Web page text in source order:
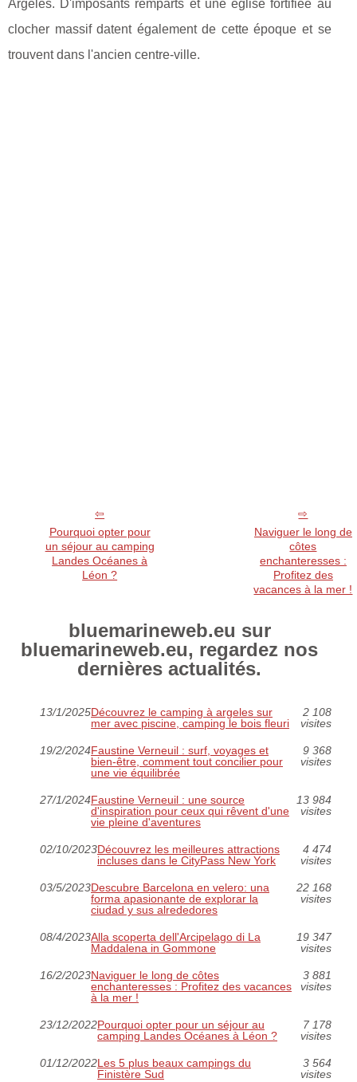
Argelès. D'imposants remparts et une église fortifiée au
clocher massif datent également de cette époque et se
trouvent dans l'ancien centre-ville.
Pourquoi opter pour
un séjour au camping
Landes Océanes à
Léon ?
Naviguer le long de
côtes
enchanteresses :
Profitez des
vacances à la mer !
bluemarineweb.eu sur
bluemarineweb.eu, regardez nos
dernières actualités.
13/1/2025Découvrez le camping à argeles sur
mer avec piscine, camping le bois fleuri
2 108
visites
19/2/2024Faustine Verneuil : surf, voyages et
bien-être, comment tout concilier pour
une vie équilibrée
9 368
visites
27/1/2024Faustine Verneuil : une source
d'inspiration pour ceux qui rêvent d'une
vie pleine d'aventures
13 984
visites
02/10/2023Découvrez les meilleures attractions
incluses dans le CityPass New York
4 474
visites
03/5/2023Descubre Barcelona en velero: una
forma apasionante de explorar la
ciudad y sus alrededores
22 168
visites
08/4/2023Alla scoperta dell'Arcipelago di La
Maddalena in Gommone
19 347
visites
16/2/2023Naviguer le long de côtes
enchanteresses : Profitez des vacances
à la mer !
3 881
visites
23/12/2022Pourquoi opter pour un séjour au
camping Landes Océanes à Léon ?
7 178
visites
01/12/2022Les 5 plus beaux campings du
Finistère Sud
3 564
visites